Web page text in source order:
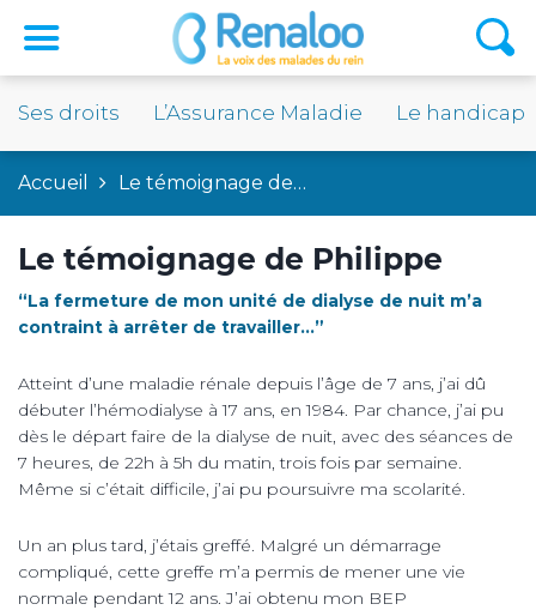
Ses droits L’Assurance Maladie Le handicap
Accueil Le témoignage de…
Le témoignage de Philippe
“La fermeture de mon unité de dialyse de nuit m’a
contraint à arrêter de travailler…”
Atteint d’une maladie rénale depuis l’âge de 7 ans, j’ai dû
débuter l’hémodialyse à 17 ans, en 1984. Par chance, j’ai pu
dès le départ faire de la dialyse de nuit, avec des séances de
7 heures, de 22h à 5h du matin, trois fois par semaine.
Même si c’était difficile, j’ai pu poursuivre ma scolarité.
Un an plus tard, j’étais greffé. Malgré un démarrage
compliqué, cette greffe m’a permis de mener une vie
normale pendant 12 ans. J’ai obtenu mon BEP